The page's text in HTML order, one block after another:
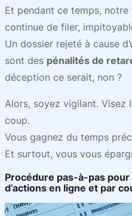
Et pendant ce temps, notre
continue de filer,
Un dossier rejeté à cause
sont des pénalités de
déception ce serait, non ?
Alors, soyez vigilant. Visez
coup.
Vous gagnez du temps
Et surtout, vous vous
Procédure pas-à-pas
d’actions en ligne et par